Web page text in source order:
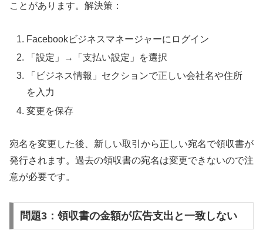
ことがあります。解決策：
Facebookビジネスマネージャーにログイン
「設定」→「支払い設定」を選択
「ビジネス情報」セクションで正しい会社名や住所
を入力
変更を保存
宛名を変更した後、新しい取引から正しい宛名で領収書が
発行されます。過去の領収書の宛名は変更できないので注
意が必要です。
問題3：領収書の金額が広告支出と一致しない